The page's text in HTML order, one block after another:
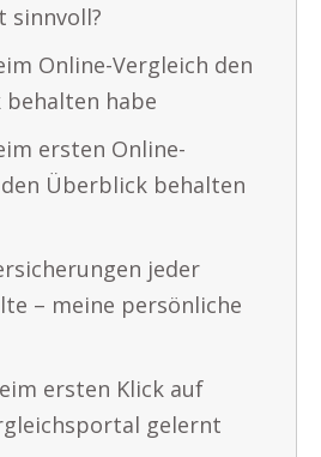
sinnvoll?
Online-Vergleich den
habe
ersten Online-
Überblick behalten
jeder
– meine persönliche
ersten Klick auf
gelernt